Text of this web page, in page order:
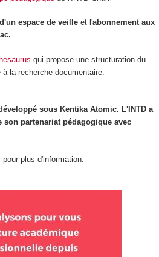
espace de veilleet l'abonnement aux
qui propose une structuration du
la recherche documentaire.
sous Kentika Atomic. L'INTD a
son partenariat pédagogique avec
plus d'information.